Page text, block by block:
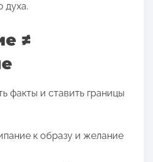
духа.
≠
факты и ставить границы
к образу и желание